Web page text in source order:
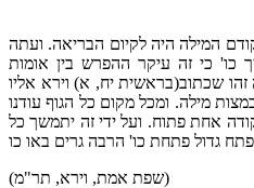
המילה היה לקיום הבריאה. ועתה
כו' כי זה עיקר ההפרש בין אומות
שכתוב(בראשית יח, א) וירא אליו
מילה. ומכל מקום כל הגוף עודנו
אחת פתוח. ועל ידי זה יתמשך כל
(שפת אמת, וירא, תר"מ)